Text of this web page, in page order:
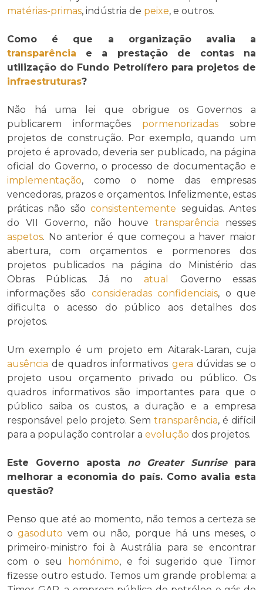
matérias-primas, indústria de peixe, e outros.
Como é que a organização avalia a
transparência e a prestação de contas na
utilização do Fundo Petrolífero para projetos de
infraestruturas?
Não há uma lei que obrigue os Governos a
publicarem informações pormenorizadas sobre
projetos de construção. Por exemplo, quando um
projeto é aprovado, deveria ser publicado, na página
oficial do Governo, o processo de documentação e
implementação, como o nome das empresas
vencedoras, prazos e orçamentos. Infelizmente, estas
práticas não sãoconsistentemente seguidas. Antes
do VII Governo, não houve transparência nesses
aspetos. No anterior é que começou a haver maior
abertura, com orçamentos e pormenores dos
projetos publicados na página do Ministério das
Obras Públicas. Já noatual
Governo essas
informações são consideradas confidenciais, o que
dificulta o acesso do público aos detalhes dos
projetos.
Um exemplo é um projeto em Aitarak-Laran, cuja
ausência de quadros informativos gera dúvidas se o
projeto usou orçamento privado ou público. Os
quadros informativos são importantes para que o
público saiba os custos, a duração e a empresa
responsável pelo projeto. Sem transparência, é difícil
para a população controlar a evolução dos projetos.
Este Governo aposta no Greater Sunrisepara
melhorar a economia do país. Como avalia esta
questão?
Penso que até ao momento, não temos a certeza se
ogasoduto vem ou não, porque há uns meses, o
primeiro-ministro foi à Austrália para se encontrar
com o seu
homónimo, e foi sugerido que Timor
fizesse outro estudo. Temos um grande problema: a